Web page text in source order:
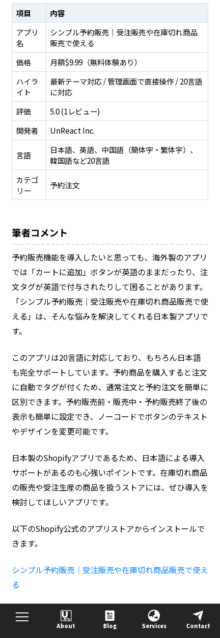
About Blog Services Contact
項目
内容
アプリ
名
シンプル予約販売｜受注販売や在庫切れ商品
販売で使える
価格
月額$9.99（無料体験あり）
ハイラ
イト
最新テーマ対応 / 管理画面で直接操作 / 20言語
に対応
評価
5.0 (1レビュー)
開発者
UnReact Inc.
言語
日本語、英語、中国語（簡体字・繁体字）、
韓国語など20言語
カテゴ
リー
予約注文
筆者コメント
予約販売機能を導入したいと思っても、海外製のアプリ
では「カートに追加」ボタンが英語のままだったり、注
文タグが英語で付与されたりして困ることがあります。
「シンプル予約販売｜受注販売や在庫切れ商品販売で使
える」は、そんな悩みを解決してくれる日本製アプリで
す。
このアプリは20言語に対応しており、もちろん日本語
も完全サポートしています。予約商品を購入すると注文
に自動でタグが付くため、通常注文と予約注文を簡単に
区別できます。予約販売前・販売中・予約販売終了後の
表示も簡単に設定でき、ノーコードでボタンのテキスト
やデザインを変更可能です。
日本製のShopifyアプリであるため、日本語による導入
サポートがあるのも心強いポイントです。在庫切れ商品
の販売や受注生産の商品を扱うストアには、ぜひ導入を
検討してほしいアプリです。
以下のShopify公式のアプリストアからインストールで
きます。
シンプル予約販売｜受注販売や在庫切れ商品販売で使え
る
料金プラン